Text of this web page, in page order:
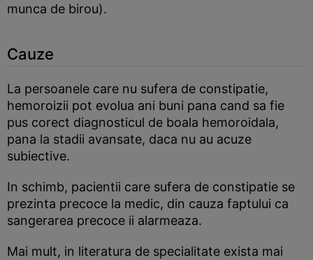
munca de birou).
Cauze
La persoanele care nu sufera de constipatie,
hemoroizii pot evolua ani buni pana cand sa fie
pus corect diagnosticul de boala hemoroidala,
pana la stadii avansate, daca nu au acuze
subiective.
In schimb, pacientii care sufera de constipatie se
prezinta precoce la medic, din cauza faptului ca
sangerarea precoce ii alarmeaza.
Mai mult, in literatura de specialitate exista mai